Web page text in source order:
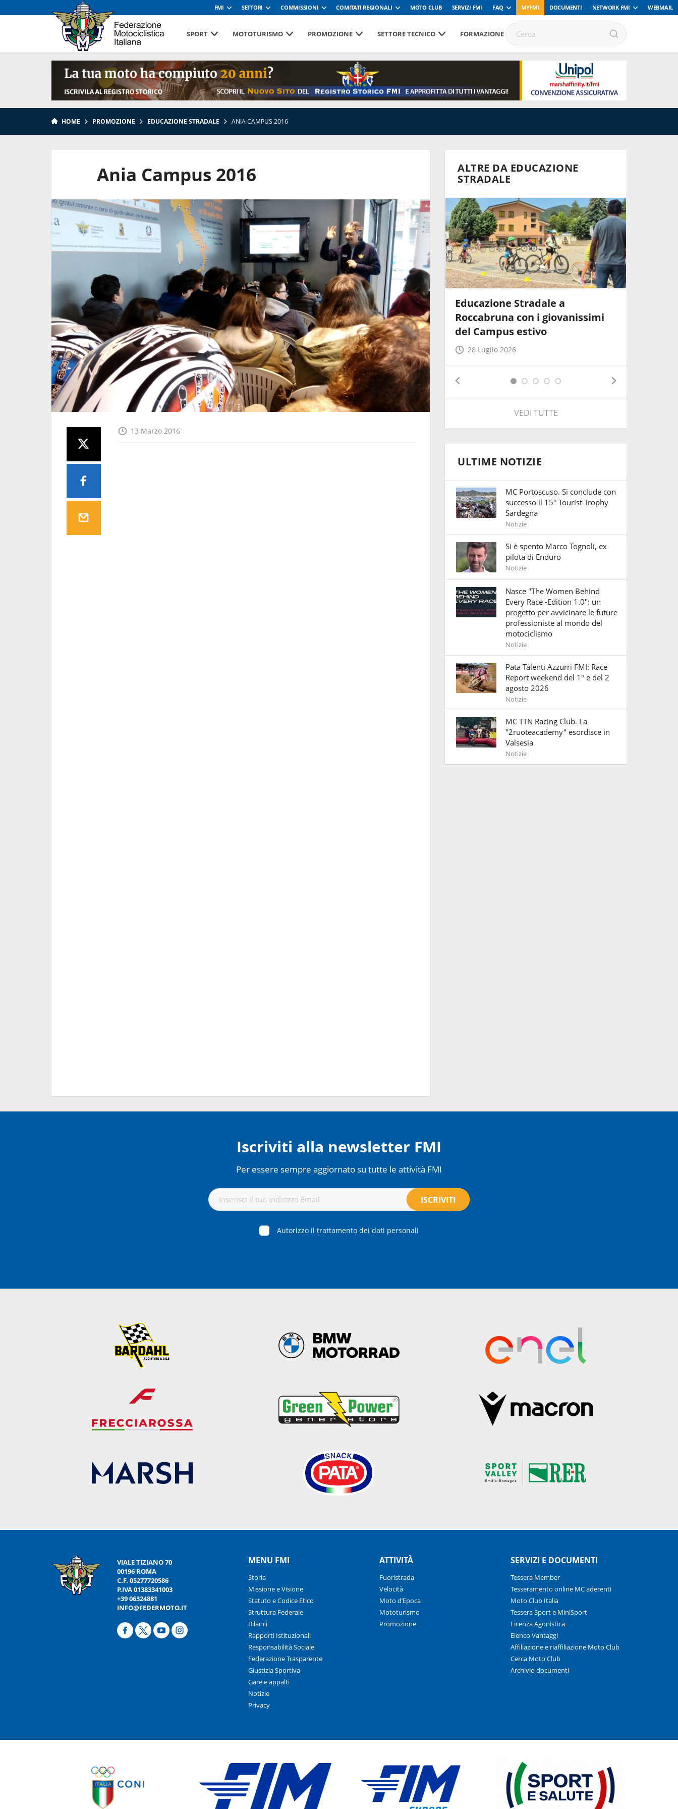
FMI SETTORI COMMISSIONI COMITATI REGIONALI MOTO CLUB SERVIZI FMI FAQ MYFMI DOCUMENTI NETWORK FMI WEBMAIL
SPORT MOTOTURISMO PROMOZIONE SETTORE TECNICO FORMAZIONE
HOME PROMOZIONE EDUCAZIONE STRADALE ANIA CAMPUS 2016
Ania Campus 2016
13 Marzo 2016
ALTRE DA EDUCAZIONE
STRADALE
L'ENAIP di Villazzano ha
partecipato a "Io... non me la
bevo"
25 Maggio 2026
“Io… non me la bevo!”. A Cuneo
per educare i giovani alla
sicurezza stradale
12 Maggio 2026
Educazione Stradale a
Roccabruna con i giovanissimi
del Campus estivo
28 Luglio 2026
VEDI TUTTE
ULTIME NOTIZIE
MC Portoscuso. Si conclude con
successo il 15° Tourist Trophy
Sardegna
Notizie
Si è spento Marco Tognoli, ex
pilota di Enduro
Notizie
Nasce "The Women Behind
Every Race -Edition 1.0": un
progetto per avvicinare le future
professioniste al mondo del
motociclismo
Notizie
Pata Talenti Azzurri FMI: Race
Report weekend del 1° e del 2
agosto 2026
Notizie
MC TTN Racing Club. La
"2ruoteacademy" esordisce in
Valsesia
Notizie
Iscriviti alla newsletter FMI
Per essere sempre aggiornato su tutte le attività FMI
Autorizzo il trattamento dei dati personali
VIALE TIZIANO 70
00196 ROMA
C.F. 05277720586
P.IVA 01383341003
+39 06324881
INFO@FEDERMOTO.IT
MENU FMI
Storia
Missione e Visione
Statuto e Codice Etico
Struttura Federale
Bilanci
Rapporti Istituzionali
Responsabilità Sociale
Federazione Trasparente
Giustizia Sportiva
Gare e appalti
Notizie
Privacy
ATTIVITÀ
Fuoristrada
Velocità
Moto d’Epoca
Mototurismo
Promozione
SERVIZI E DOCUMENTI
Tessera Member
Tesseramento online MC aderenti
Moto Club Italia
Tessera Sport e MiniSport
Licenza Agonistica
Elenco Vantaggi
Affiliazione e riaffiliazione Moto Club
Cerca Moto Club
Archivio documenti